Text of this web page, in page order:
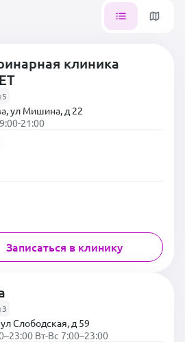
клиника
5
ул Мишина, д 22
21:00
Записаться в клинику
3
Слободская, д 59
Вт-Вс 7:00–23:00